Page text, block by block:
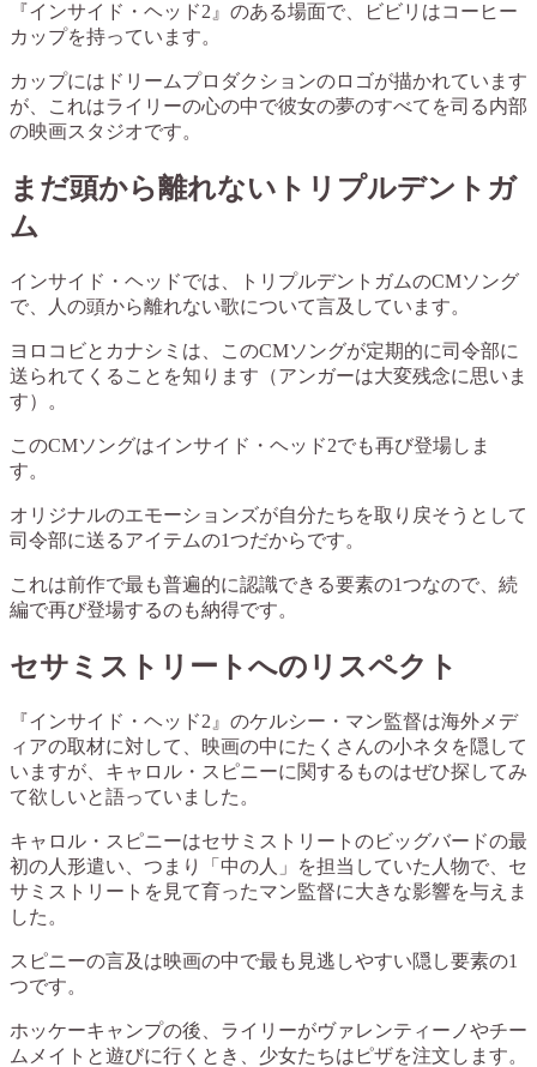
『インサイド・ヘッド2』のある場面で、ビビリはコーヒー
カップを持っています。
カップにはドリームプロダクションのロゴが描かれています
が、これはライリーの心の中で彼女の夢のすべてを司る内部
の映画スタジオです。
まだ頭から離れないトリプルデントガ
ム
インサイド・ヘッドでは、トリプルデントガムのCMソング
で、人の頭から離れない歌について言及しています。
ヨロコビとカナシミは、このCMソングが定期的に司令部に
送られてくることを知ります（アンガーは大変残念に思いま
す）。
このCMソングはインサイド・ヘッド2でも再び登場しま
す。
オリジナルのエモーションズが自分たちを取り戻そうとして
司令部に送るアイテムの1つだからです。
これは前作で最も普遍的に認識できる要素の1つなので、続
編で再び登場するのも納得です。
セサミストリートへのリスペクト
『インサイド・ヘッド2』のケルシー・マン監督は海外メデ
ィアの取材に対して、映画の中にたくさんの小ネタを隠して
いますが、キャロル・スピニーに関するものはぜひ探してみ
て欲しいと語っていました。
キャロル・スピニーはセサミストリートのビッグバードの最
初の人形遣い、つまり「中の人」を担当していた人物で、セ
サミストリートを見て育ったマン監督に大きな影響を与えま
した。
スピニーの言及は映画の中で最も見逃しやすい隠し要素の1
つです。
ホッケーキャンプの後、ライリーがヴァレンティーノやチー
ムメイトと遊びに行くとき、少女たちはピザを注文します。